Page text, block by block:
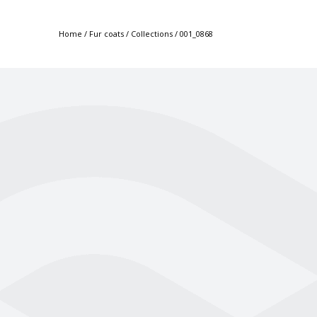
Home / Fur coats / Collections / 001_0868